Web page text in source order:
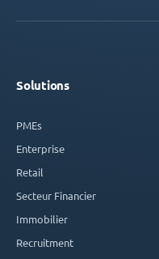
Solutions
PMEs
Enterprise
Retail
Secteur Financier
Immobilier
Recruitment